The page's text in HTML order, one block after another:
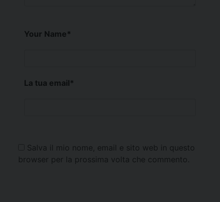
Your Name*
La tua email*
Salva il mio nome, email e sito web in questo
browser per la prossima volta che commento.